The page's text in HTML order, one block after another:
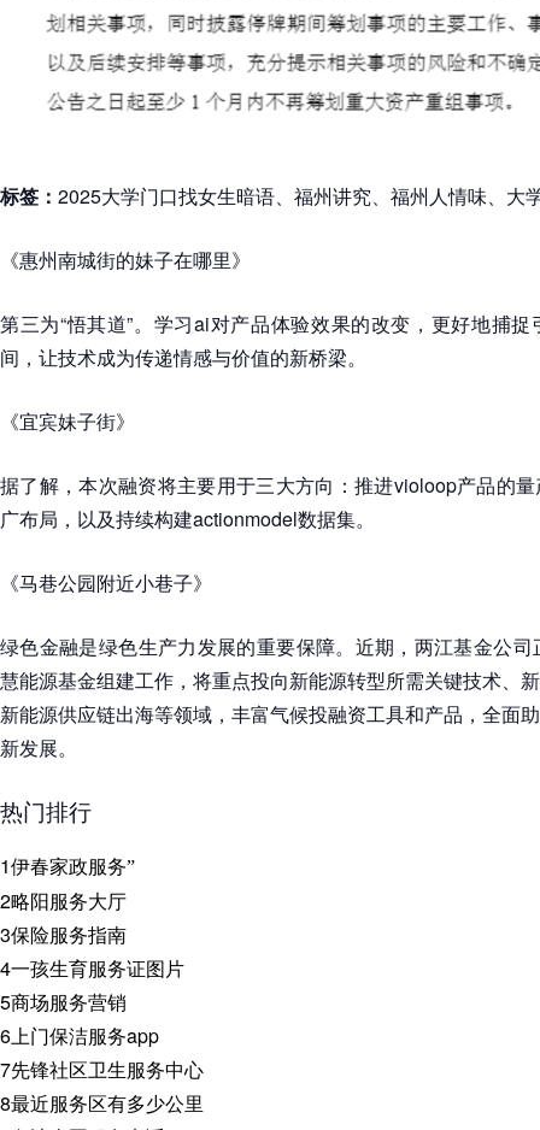
标签： 2025大学门口找女生暗语、福州讲究、福州人情味、大
《惠州南城街的妹子在哪里》
第三为“悟其道”。学习ai对产品体验效果的改变，更好地捕
间，让技术成为传递情感与价值的新桥梁。
《宜宾妹子街》
据了解，本次融资将主要用于三大方向：推进violoop产品的
广布局，以及持续构建actionmodel数据集。
《马巷公园附近小巷子》
绿色金融是绿色生产力发展的重要保障。近期，两江基金公
慧能源基金组建工作，将重点投向新能源转型所需关键技术、
新能源供应链出海等领域，丰富气候投融资工具和产品，全面
新发展。
热门排行
1伊春家政服务”
2略阳服务大厅
3保险服务指南
4一孩生育服务证图片
5商场服务营销
6 上门保洁服务app
7先锋社区卫生服务中心
8最近服务区有多少公里